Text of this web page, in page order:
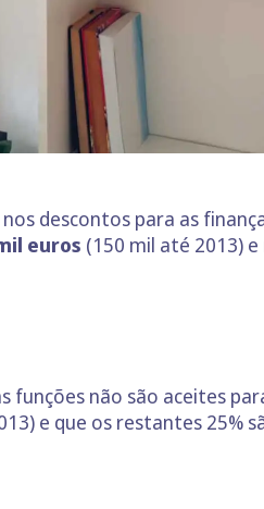
descontos para as
euros (150 mil até 2013)
funções não são aceites
e que os restantes 25%